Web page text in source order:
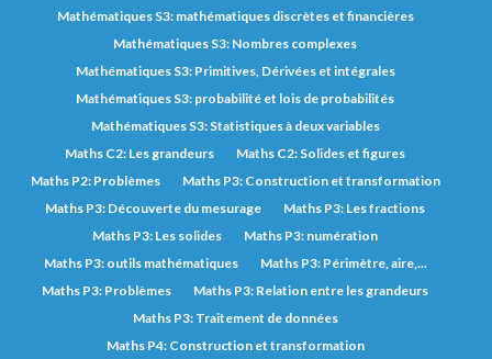
Mathématiques S3: mathématiques discrètes et financières
Mathématiques S3: Nombres complexes
Mathématiques S3: Primitives, Dérivées et intégrales
Mathématiques S3: probabilité et lois de probabilités
Mathématiques S3: Statistiques à deux variables
Maths C2: Les grandeurs
Maths C2: Solides et figures
Maths P2: Problèmes
Maths P3: Construction et transformation
Maths P3: Découverte du mesurage
Maths P3: Les fractions
Maths P3: Les solides
Maths P3: numération
Maths P3: outils mathématiques
Maths P3: Périmètre, aire,...
Maths P3: Problèmes
Maths P3: Relation entre les grandeurs
Maths P3: Traitement de données
Maths P4: Construction et transformation